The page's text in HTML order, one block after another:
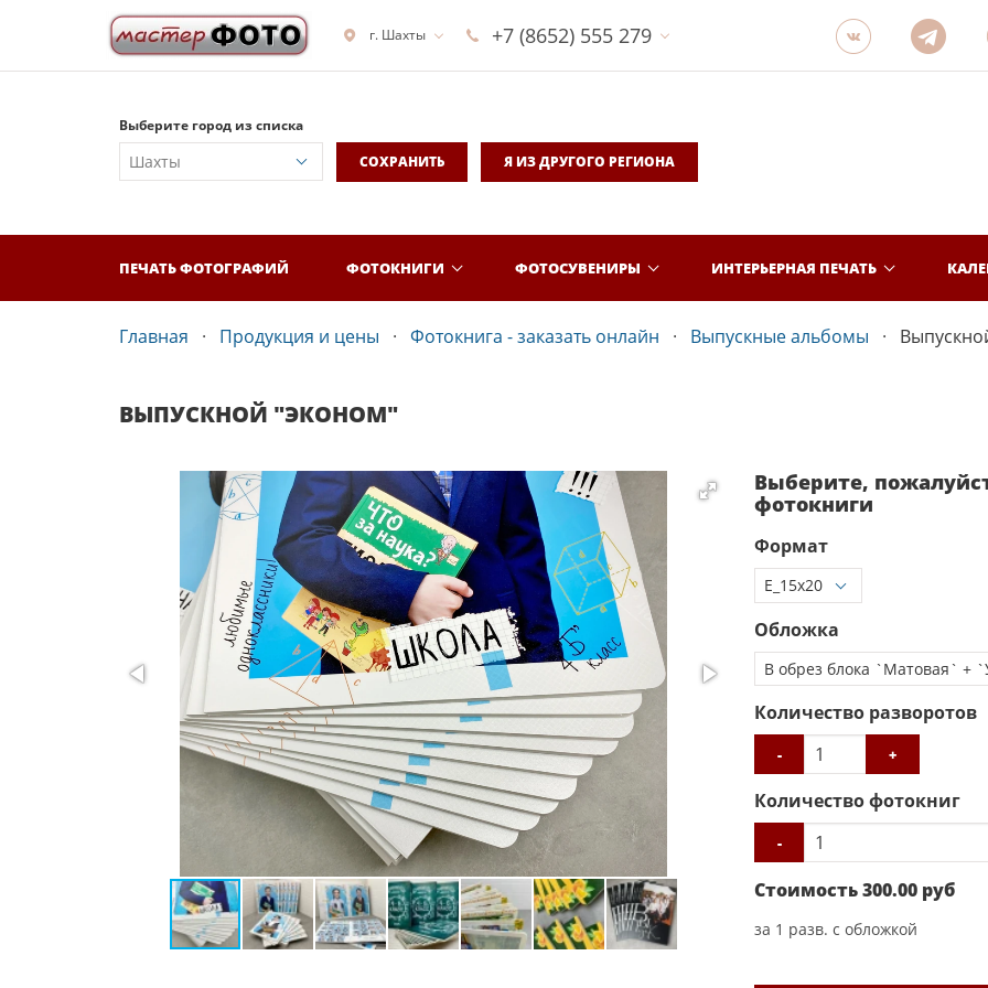
г. Шахты +7 (8652) 555 279
Выберите город из списка
СОХРАНИТЬ
Я ИЗ ДРУГОГО РЕГИОНА
ПЕЧАТЬ ФОТОГРАФИЙ ФОТОКНИГИ ФОТОСУВЕНИРЫ ИНТЕРЬЕРНАЯ ПЕЧАТЬ
Главная Продукция и цены Фотокнига - заказать онлайн Выпускные альбомы
ВЫПУСКНОЙ "ЭКОНОМ"
Выберите,
фотокниги
Формат
Обложка
Количество разворотов
- +
Количество фотокниг
-
Стоимость300.00 руб
за 1 разв. с обложкой